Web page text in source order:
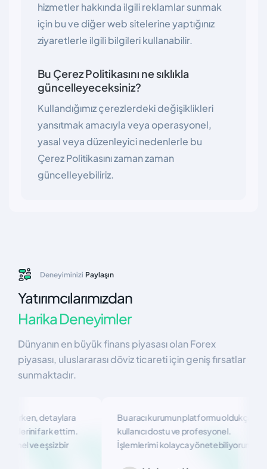
hizmetler hakkında ilgili reklamlar sunmak
için bu ve diğer web sitelerine yaptığınız
ziyaretlerle ilgili bilgileri kullanabilir.
Bu Çerez Politikasını ne sıklıkla
güncelleyeceksiniz?
Kullandığımız çerezlerdeki değişiklikleri
yansıtmak amacıyla veya operasyonel,
yasal veya düzenleyici nedenlerle bu
Çerez Politikasını zaman zaman
güncelleyebiliriz.
Deneyiminizi Paylaşın
Yatırımcılarımızdan
Harika Deneyimler
Dünyanın en büyük finans piyasası olan Forex
piyasası, uluslararası döviz ticareti için geniş fırsatlar
sunmaktadır.
detaylara
fark ettim.
ve eşsiz bir
Bu aracı kurumun platformu oldukça
kullanıcı dostu ve profesyonel.
İşlemlerimi kolayca yönetebiliyorum.